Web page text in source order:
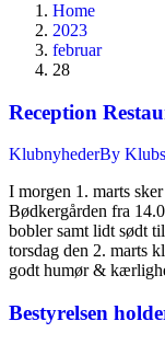
Home
2023
februar
28
Reception
KlubnyhederBy
I morgen 1. marts
Bødkergården fra
bobler samt lidt sødt
torsdag den 2. marts
godt humør &
Bestyrelsen